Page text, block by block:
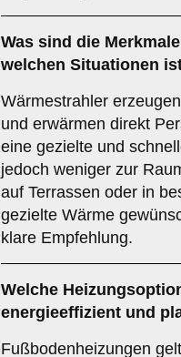
Was sind die
welchen Situationen
Wärmestrahler
und erwärmen direkt
eine gezielte und
jedoch weniger zur
auf Terrassen oder in
gezielte Wärme
klare Empfehlung.
Welche
energieeffizient und
Fußbodenheizungen